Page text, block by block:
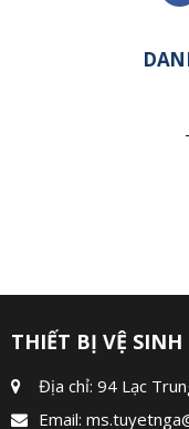
THIẾT BỊ VỆ
Địa chỉ: 94 Lạc
Email: